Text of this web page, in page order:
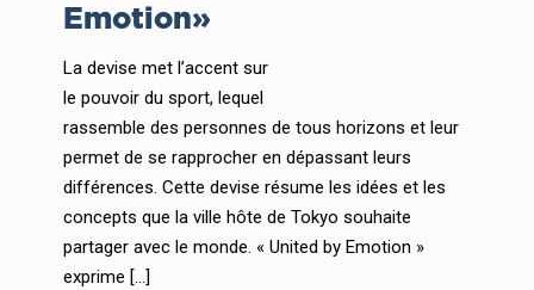
Emotion»
La devise met l’accent sur
le pouvoir du sport, lequel
rassemble des personnes de tous horizons et leur
permet de se rapprocher en dépassant leurs
différences. Cette devise résume les idées et les
concepts que la ville hôte de Tokyo souhaite
partager avec le monde. « United by Emotion »
exprime […]